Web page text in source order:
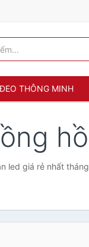
THÔNG MINH
led giá rẻ nhất